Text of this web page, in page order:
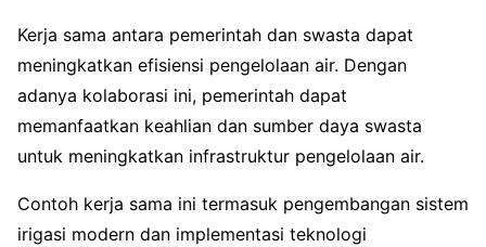
Kerja sama antara pemerintah dan swasta dapat
meningkatkan efisiensi pengelolaan air. Dengan
adanya kolaborasi ini, pemerintah dapat
memanfaatkan keahlian dan sumber daya swasta
untuk meningkatkan infrastruktur pengelolaan air.
Contoh kerja sama ini termasuk pengembangan sistem
irigasi modern dan implementasi teknologi